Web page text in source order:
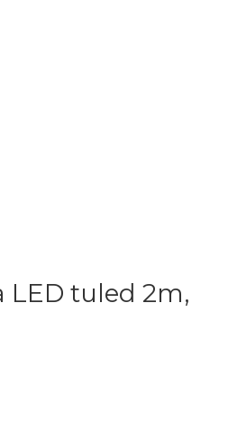
LED tuled 2m,